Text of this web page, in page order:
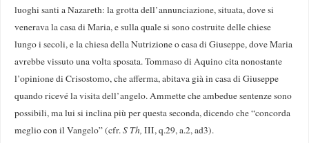
luoghi santi a Nazareth: la grotta dell’annunciazione, situata, dove si
venerava la casa di Maria, e sulla quale si sono costruite delle chiese
lungo i secoli, e la chiesa della Nutrizione o casa di Giuseppe, dove Maria
avrebbe vissuto una volta sposata. Tommaso di Aquino cita nonostante
l’opinione di Crisostomo, che afferma, abitava già in casa di Giuseppe
quando ricevé la visita dell’angelo. Ammette che ambedue sentenze sono
possibili, ma lui si inclina più per questa seconda, dicendo che “concorda
meglio con il Vangelo” (cfr.S Th,III, q.29, a.2, ad3).